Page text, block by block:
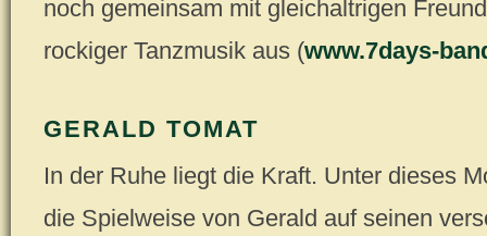
noch gemeinsam mit gleichaltrigen
rockiger Tanzmusik aus (www.7days-
GERALD TOMAT
In der Ruhe liegt die Kraft. Unter dieses
die Spielweise von Gerald auf seinen